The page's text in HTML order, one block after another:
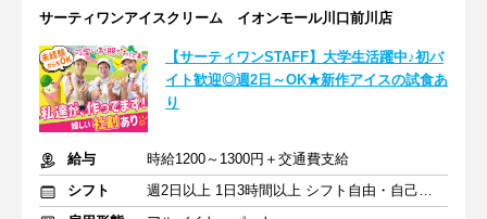
サーティワンアイスクリーム イオンモール川口前川店
【サーティワンSTAFF】大学生活躍中♪初バ
イト歓迎◎週2日～OK★新作アイスの試食あ
り
給与
時給1200～1300円＋交通費支給
シフト
週2日以上 1日3時間以上 シフト自由・自己申告